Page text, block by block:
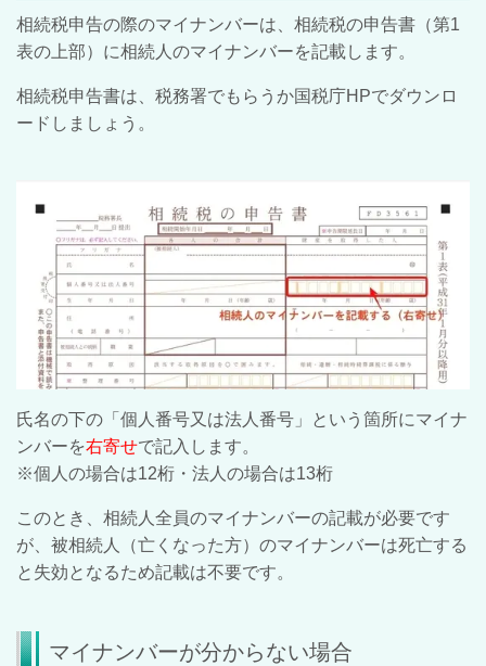
相続税申告の際のマイナンバーは、相続税の申告書（第1
表の上部）に相続人のマイナンバーを記載します。
相続税申告書は、税務署でもらうか国税庁HPでダウンロ
ードしましょう。
氏名の下の「個人番号又は法人番号」という箇所にマイナ
ンバーを右寄せで記入します。
※個人の場合は12桁・法人の場合は13桁
このとき、相続人全員のマイナンバーの記載が必要です
が、被相続人（亡くなった方）のマイナンバーは死亡する
と失効となるため記載は不要です。
マイナンバーが分からない場合